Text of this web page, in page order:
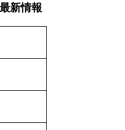
新情報